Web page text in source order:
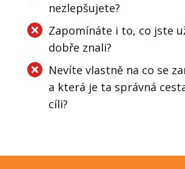
nezlepšujete?
Zapomínáte i to, co jste
dobře znali?
Nevíte vlastně na co se
a která je ta správná
cíli?